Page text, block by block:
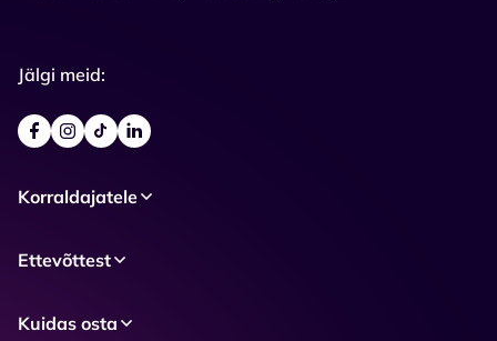
Jälgi meid:
Korraldajatele
Ettevõttest
Kuidas osta